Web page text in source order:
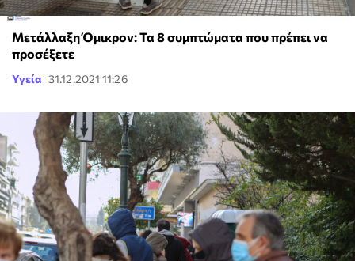
Μετάλλαξη Όμικρον: Τα 8 συμπτώματα που πρέπει να
προσέξετε
Υγεία 31.12.2021 11:26